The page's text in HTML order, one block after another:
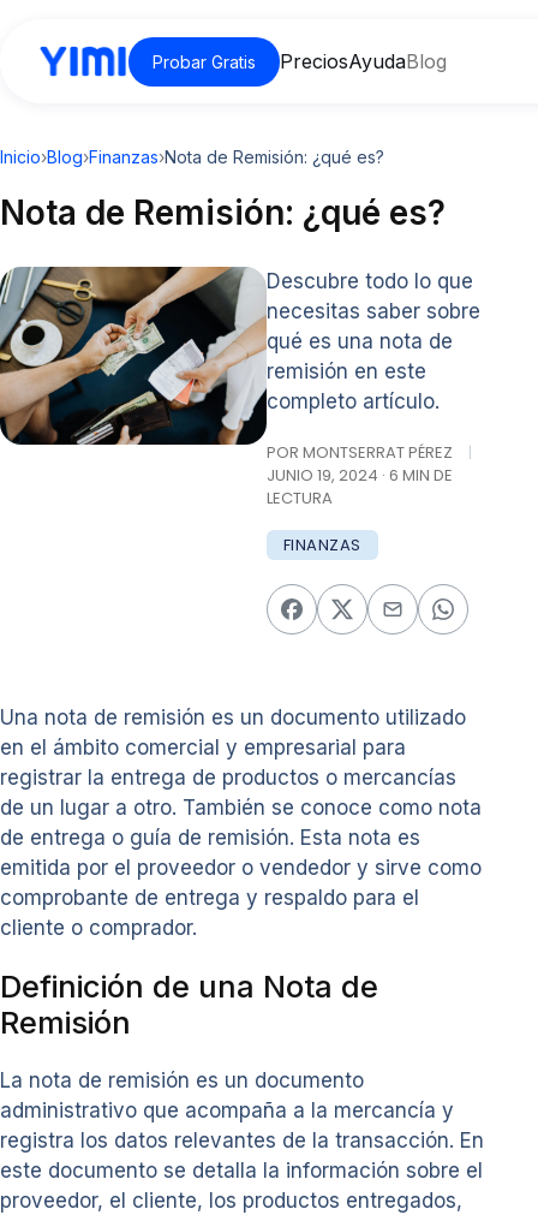
Probar Gratis PreciosAyudaBlog
Inicio›Blog›Finanzas›Nota de Remisión: ¿qué es?
Nota de Remisión: ¿qué es?
Descubre todo lo que
necesitas saber sobre
qué es una nota de
remisión en este
completo artículo.
POR MONTSERRAT PÉREZ
|
JUNIO 19, 2024 · 6 MIN DE
LECTURA
FINANZAS
Una nota de remisión es un documento utilizado
en el ámbito comercial y empresarial para
registrar la entrega de productos o mercancías
de un lugar a otro. También se conoce como nota
de entrega o guía de remisión. Esta nota es
emitida por el proveedor o vendedor y sirve como
comprobante de entrega y respaldo para el
cliente o comprador.
Definición de una Nota de
Remisión
La nota de remisión es un documento
administrativo que acompaña a la mercancía y
registra los datos relevantes de la transacción. En
este documento se detalla la información sobre el
proveedor, el cliente, los productos entregados,